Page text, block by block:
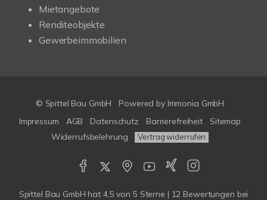
Mietangebote
Renditeobjekte
Gewerbeimmobilien
© Spittel Bau GmbH Powered by Immonia GmbH
Impressum
AGB Datenschutz Barrierefreiheit
Sitemap
Widerrufsbelehrung
Vertrag widerrufen
Spittel Bau GmbH hat 4,5 von 5 Sterne | 12 Bewertungen bei